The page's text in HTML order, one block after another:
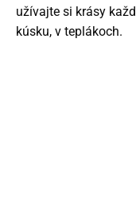
užívajte si krásy
kúsku, v teplákoch.